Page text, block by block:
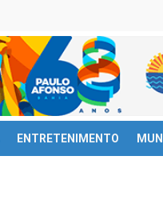
ENTRETENIMENTO